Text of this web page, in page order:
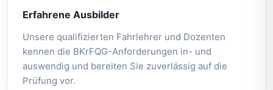
Erfahrene Ausbilder
Unsere qualifizierten Fahrlehrer und Dozenten
kennen die BKrFQG-Anforderungen in- und
auswendig und bereiten Sie zuverlässig auf die
Prüfung vor.